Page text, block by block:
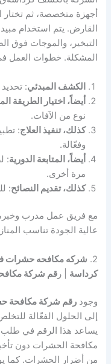
أجهزة متخصصة، ثم تختار
القارض. يتم استخدام
التبخير، والموجات فوق
المشكلة. خطوات العمل في
الكشف المبدئي:
أيضاً، اختيار الطريقة
نوع من الآفات.
كذلك، تنفيذ العلاج:
وفعّالة.
أيضاً، المتابعة الدورية:
مرة أخرى.
كذلك، تقديم النصائح:
مع فريق عمل مدرب
عالية الجودة تناسب
2. شركه مكافحه حشرات
كرداسة | رقم شركة
وجودرقم شركة مكافحة
إلى الحلول الفعّالة
يساعد هذا الرقم في طلب
مكافحة الحشرات دون
من أضرار الحشرات. كما